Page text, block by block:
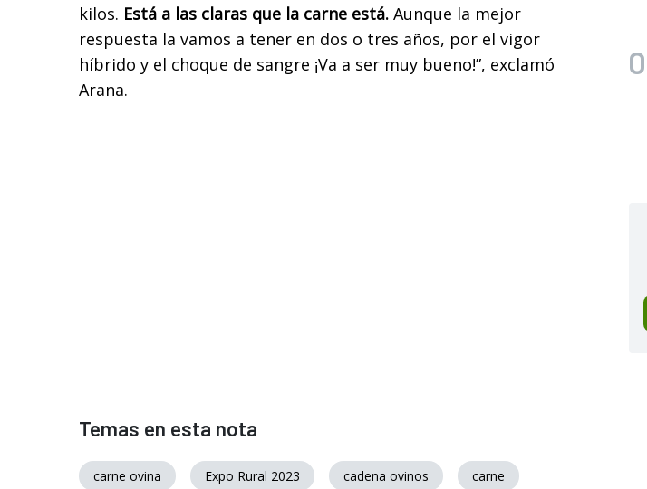
kilos. Está a las claras que la carne está. Aunque la mejor
respuesta la vamos a tener en dos o tres años, por el vigor
híbrido y el choque de sangre ¡Va a ser muy bueno!”, exclamó
Arana.
Temas en esta nota
carne ovina Expo Rural 2023 cadena ovinos carne